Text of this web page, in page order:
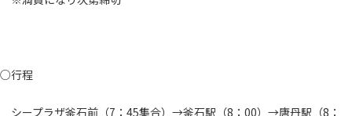
○行程
シープラザ釜石前（7：45集合）→釜石駅（8：00）→唐丹駅（8：